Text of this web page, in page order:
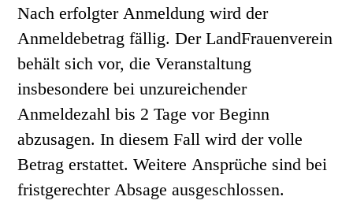
Nach erfolgter Anmeldung wird der
Anmeldebetrag fällig. Der LandFrauenverein
behält sich vor, die Veranstaltung
insbesondere bei unzureichender
Anmeldezahl bis 2 Tage vor Beginn
abzusagen. In diesem Fall wird der volle
Betrag erstattet. Weitere Ansprüche sind bei
fristgerechter Absage ausgeschlossen.